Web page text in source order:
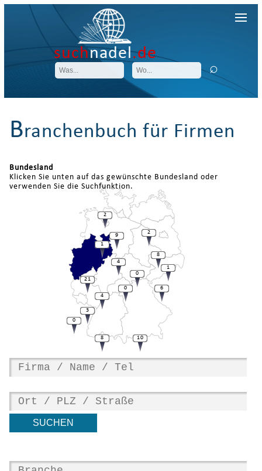
suchnadel.de
Branchenbuch für Firmen
Bundesland
Klicken Sie unten auf das gewünschte Bundesland oder
verwenden Sie die Suchfunktion.
6
1
21
8
0
2
9
2
1
4
0
4
3
8
0
10